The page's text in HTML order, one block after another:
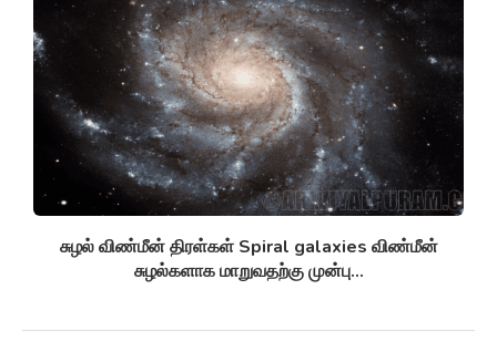
சுழல் விண்மீன் திரள்கள் Spiral galaxies விண்மீன்
சுழல்களாக மாறுவதற்கு முன்பு...